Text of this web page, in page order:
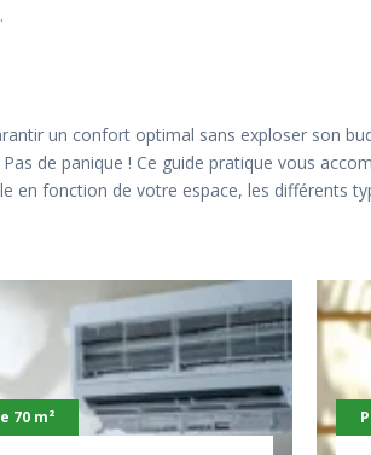
un confort optimal sans exploser son
de panique ! Ce guide pratique vous
en fonction de votre espace, les différents
70 m²